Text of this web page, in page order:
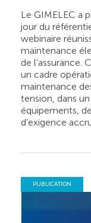
Le GIMELEC a
jour du
webinaire
maintenance
de l’assurance.
un cadre
maintenance
tension, dans
équipements,
d’exigence
PUBLICATION